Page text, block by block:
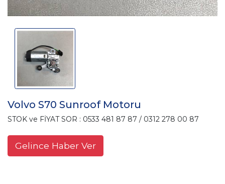
Volvo S70 Sunroof Motoru
STOK ve FİYAT SOR : 0533 481 87 87 / 0312 278 00 87
Gelince Haber Ver